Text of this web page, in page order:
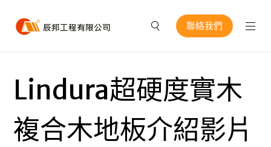
聯絡我們
Lindura超硬度實木
複合木地板介紹影片